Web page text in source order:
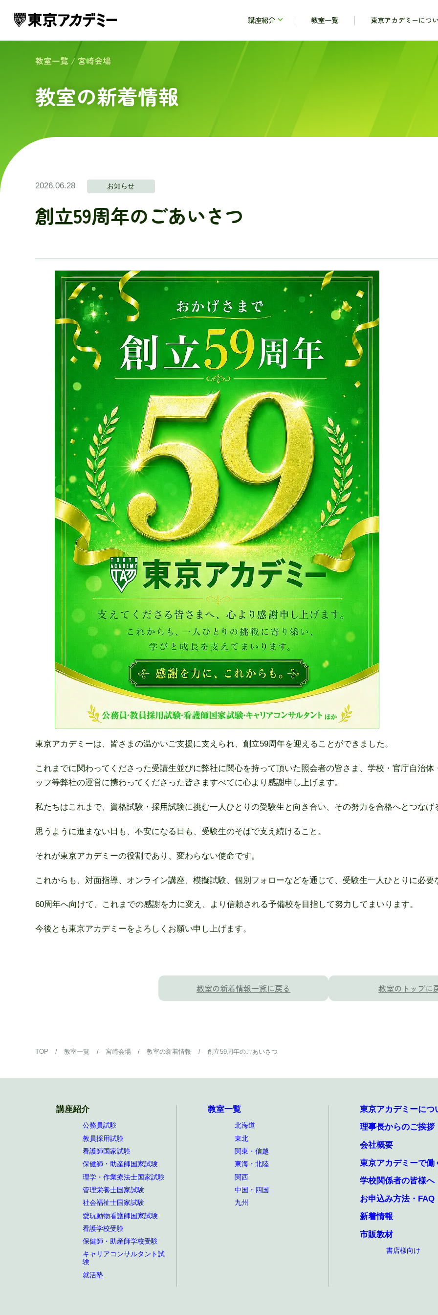
講座紹介 教室一覧 東京アカデミーにつ
教室一覧 / 宮崎会場
教室の新着情報
2026.06.28 お知らせ
創立59周年のごあいさつ
東京アカデミーは、皆さまの温かいご支援に支えられ、創立59周年を迎えることができました。
これまでに関わってくださった受講生並びに弊社に関心を持って頂いた照会者の皆さま、学校・官庁自治
ッフ等弊社の運営に携わってくださった皆さますべてに心より感謝申し上げます。
私たちはこれまで、資格試験・採用試験に挑む一人ひとりの受験生と向き合い、その努力を合格へとつな
思うように進まない日も、不安になる日も、受験生のそばで支え続けること。
それが東京アカデミーの役割であり、変わらない使命です。
これからも、対面指導、オンライン講座、模擬試験、個別フォローなどを通じて、受験生一人ひとりに必
60周年へ向けて、これまでの感謝を力に変え、より信頼される予備校を目指して努力してまいります。
今後とも東京アカデミーをよろしくお願い申し上げます。
教室の新着情報一覧に戻る 教室のトップに
TOP / 教室一覧 / 宮崎会場 / 教室の新着情報 / 創立59周年のごあいさつ
講座紹介
公務員試験
教員採用試験
看護師国家試験
保健師・助産師国家試験
理学・作業療法士国家試験
管理栄養士国家試験
社会福祉士国家試験
愛玩動物看護師国家試験
看護学校受験
保健師・助産師学校受験
キャリアコンサルタント試
験
就活塾
教室一覧
北海道
東北
関東・信越
東海・北陸
関西
中国・四国
九州
東京アカデミーにつ
理事長からのご挨拶
会社概要
東京アカデミーで働
学校関係者の皆様へ
お申込み方法・FAQ
新着情報
市販教材
書店様向け